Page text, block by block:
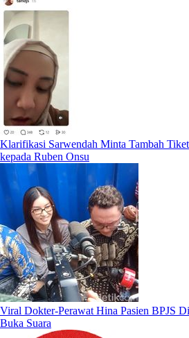
Klarifikasi Sarwendah Minta Tambah
kepada Ruben Onsu
Viral Dokter-Perawat Hina Pasien BPJS
Buka Suara